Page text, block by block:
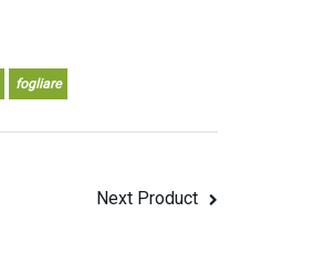
fogliare
Next Product